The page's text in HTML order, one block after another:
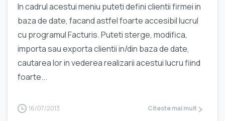
In cadrul acestui meniu puteti defini clientii firmei in
baza de date, facand astfel foarte accesibil lucrul
cu programul Facturis. Puteti sterge, modifica,
importa sau exporta clientii in/din baza de date,
cautarea lor in vederea realizarii acestui lucru fiind
foarte...
16/07/2013 Citeste mai mult